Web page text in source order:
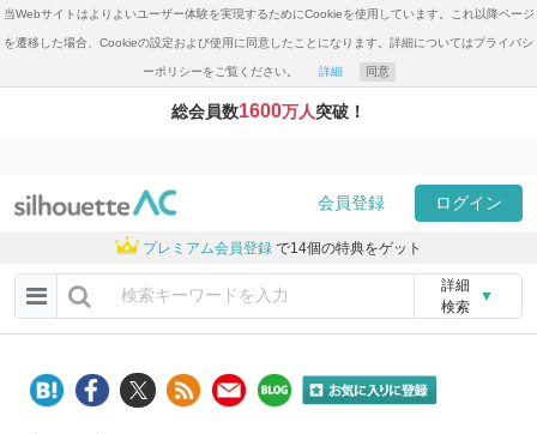
当Webサイトはよりよいユーザー体験を実現するためにCookieを使用しています。これ以降ページ
を遷移した場合、Cookieの設定および使用に同意したことになります。詳細についてはプライバシ
ーポリシーをご覧ください。 詳細 同意
総会員数1600万人突破！
会員登録 ログイン
プレミアム会員登録 で14個の特典をゲット
詳細
検索
▼